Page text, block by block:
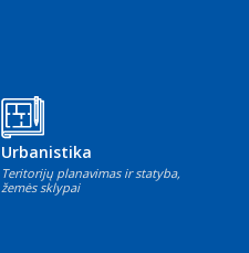
Urbanistika
Teritorijų planavimas ir statyba,
žemės sklypai